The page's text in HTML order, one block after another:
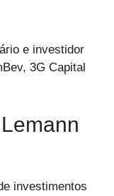
e investidor
3G Capital
investimentos